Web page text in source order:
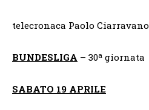
telecronaca Paolo Ciarravano
BUNDESLIGA – 30a giornata
SABATO 19 APRILE